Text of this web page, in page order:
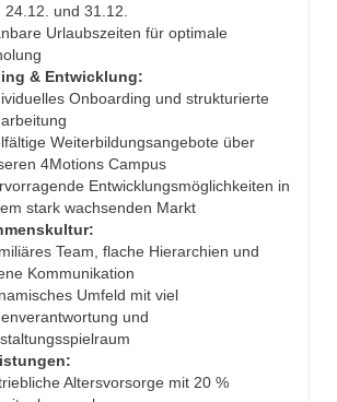
24.12. und 31.12.
Urlaubszeiten für optimale
& Entwicklung:
Onboarding und strukturierte
Weiterbildungsangebote über
4Motions Campus
Entwicklungsmöglichkeiten in
stark wachsenden Markt
Team, flache Hierarchien und
Kommunikation
Umfeld mit viel
und
Altersvorsorge mit 20 %